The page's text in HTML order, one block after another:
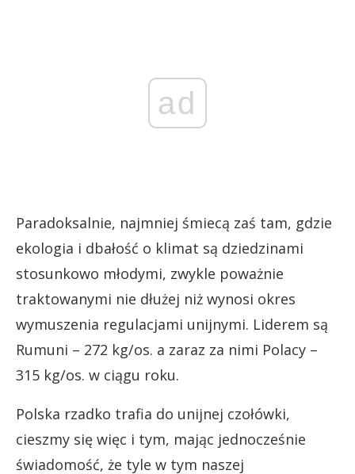
ad
Paradoksalnie, najmniej śmiecą zaś tam, gdzie
ekologia i dbałość o klimat są dziedzinami
stosunkowo młodymi, zwykle poważnie
traktowanymi nie dłużej niż wynosi okres
wymuszenia regulacjami unijnymi. Liderem są
Rumuni – 272 kg/os. a zaraz za nimi Polacy –
315 kg/os. w ciągu roku.
Polska rzadko trafia do unijnej czołówki,
cieszmy się więc i tym, mając jednocześnie
świadomość, że tyle w tym naszej